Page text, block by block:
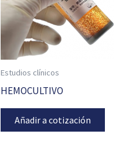
Estudios clínicos
HEMOCULTIVO
Añadir a cotización